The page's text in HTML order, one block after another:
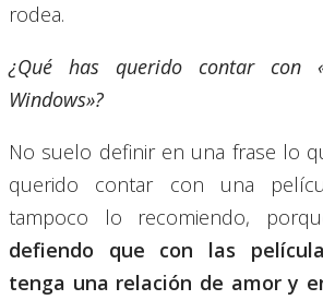
rodea.
¿Qué has querido contar con
Windows»?
No suelo definir en una frase lo
querido contar con una
tampoco lo recomiendo,
defiendo que con las
tenga una relación de amor y